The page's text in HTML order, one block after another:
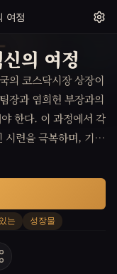
여정
의 여정
의 코스닥시장 상장이
장과 염희헌 부장과의
한다. 이 과정에서 각
시련을 극복하며, 기업
는다.
는 성장물